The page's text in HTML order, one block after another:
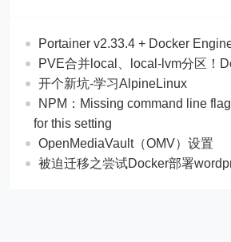
Portainer v2.33.4 + Docker
PVE合并local、local-lvm分区！
开个新坑-学习AlpineLinux
NPM：Missing command line
for this setting
OpenMediaVault（OMV）设置
被迫迁移之尝试Docker部署